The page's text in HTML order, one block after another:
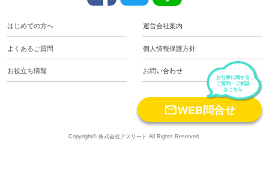
はじめての方へ 運営会社案内
よくあるご質問 個人情報保護方針
お役立ち情報 お問い合わせ
お仕事に関する
ご質問・ご相談
はこちら
WEB問合せ
Copyright© 株式会社アスリート All Rights Reserved.